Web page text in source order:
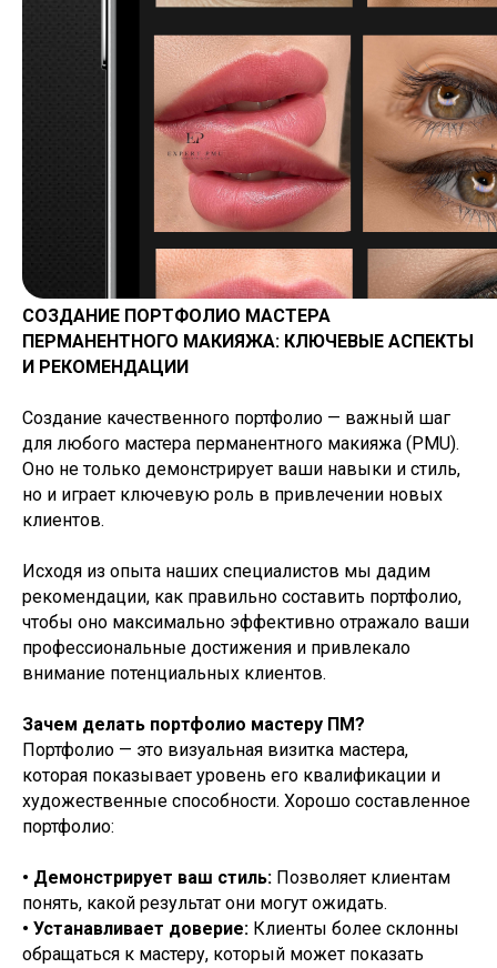
СОЗДАНИЕ ПОРТФОЛИО МАСТЕРА
ПЕРМАНЕНТНОГО МАКИЯЖА: КЛЮЧЕВЫЕ АСПЕКТЫ
И РЕКОМЕНДАЦИИ
Создание качественного портфолио — важный шаг
для любого мастера перманентного макияжа (PMU).
Оно не только демонстрирует ваши навыки и стиль,
но и играет ключевую роль в привлечении новых
клиентов.
Исходя из опыта наших специалистов мы дадим
рекомендации, как правильно составить портфолио,
чтобы оно максимально эффективно отражало ваши
профессиональные достижения и привлекало
внимание потенциальных клиентов.
Зачем делать портфолио мастеру ПМ?
Портфолио — это визуальная визитка мастера,
которая показывает уровень его квалификации и
художественные способности. Хорошо составленное
портфолио:
• Демонстрирует ваш стиль: Позволяет клиентам
понять, какой результат они могут ожидать.
• Устанавливает доверие: Клиенты более склонны
обращаться к мастеру, который может показать